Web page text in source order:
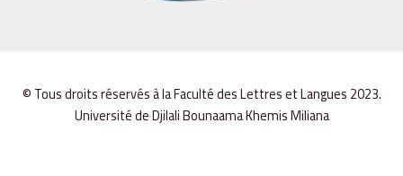
© Tous droits réservés à la Faculté des Lettres et Langues 2023.
Université de Djilali Bounaama Khemis Miliana